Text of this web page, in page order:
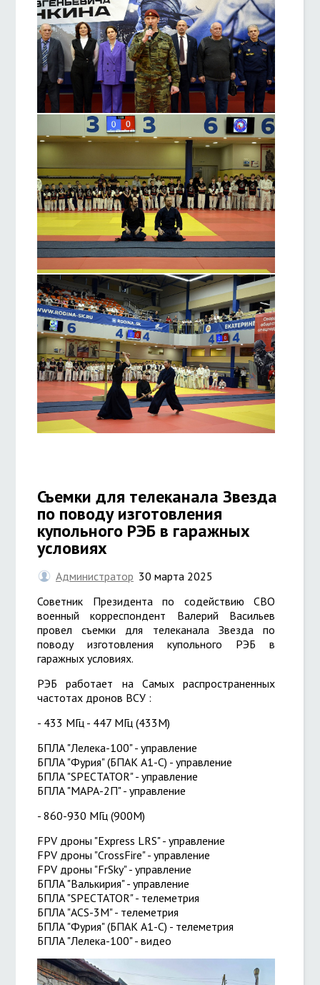
Съемки для телеканала Звезда
по поводу изготовления
купольного РЭБ в гаражных
условиях
Администратор 30 марта 2025
Советник Президента по содействию СВО
военный корреспондент Валерий Васильев
провел съемки для телеканала Звезда по
поводу изготовления купольного РЭБ в
гаражных условиях.
РЭБ работает на Самых распространенных
частотах дронов ВСУ :
- 433 МГц - 447 МГц (433M)
БПЛА "Лелека-100" - управление
БПЛА "Фурия" (БПАК А1-С) - управление
БПЛА "SPECTATOR" - управление
БПЛА "МАРА-2П" - управление
- 860-930 МГц (900M)
FPV дроны "Express LRS" - управление
FPV дроны "CrossFire" - управление
FPV дроны "FrSky" - управление
БПЛА "Валькирия" - управление
БПЛА "SPECTATOR" - телеметрия
БПЛА "ACS-3M" - телеметрия
БПЛА "Фурия" (БПАК А1-С) - телеметрия
БПЛА "Лелека-100" - видео